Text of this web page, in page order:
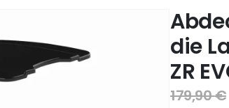
die
ZR
179,90€